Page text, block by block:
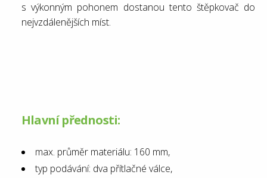
s výkonným pohonem dostanou tento štěpkovač do
nejvzdálenějších míst.
Hlavní přednosti:
max. průměr materiálu: 160 mm,
typ podávání: dva přítlačné válce,